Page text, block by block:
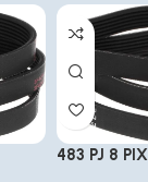
483 PJ 8 PIX